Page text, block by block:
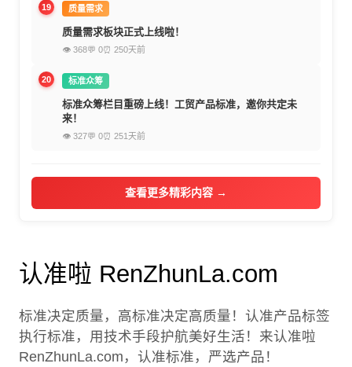
19 质量需求
质量需求板块正式上线啦！
👁 368💬 0⏰ 250天前
20 标准众筹
标准众筹栏目重磅上线！工贸产品标准，邀你共定未
来！
👁 327💬 0⏰ 251天前
查看更多精彩内容 →
认准啦 RenZhunLa.com
标准决定质量，高标准决定高质量！认准产品标签
执行标准，用技术手段护航美好生活！来认准啦
RenZhunLa.com，认准标准，严选产品！